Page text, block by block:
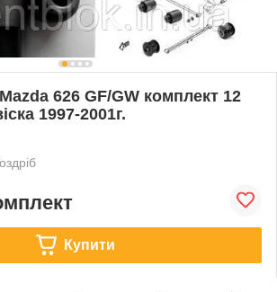
626 GF/GW комплект 12
1997-2001г.
Купити